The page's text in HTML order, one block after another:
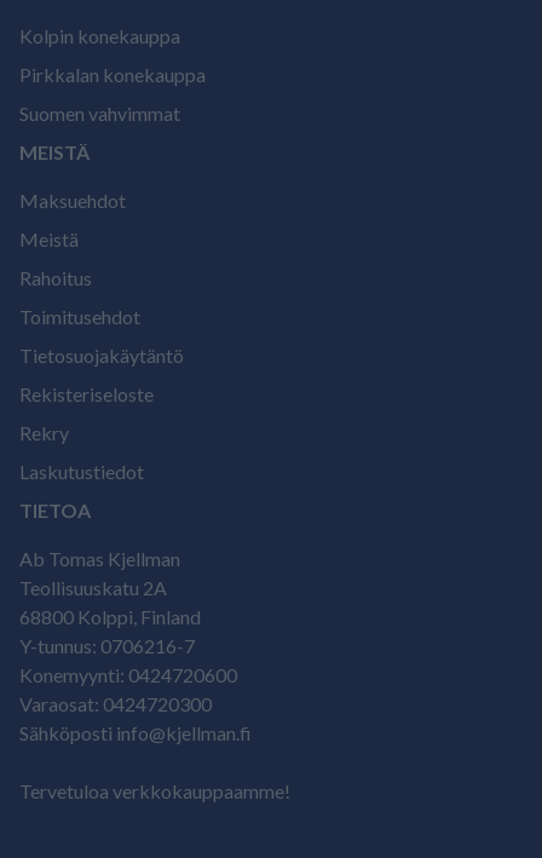
Kolpin konekauppa
Pirkkalan konekauppa
Suomen vahvimmat
MEISTÄ
Maksuehdot
Meistä
Rahoitus
Toimitusehdot
Tietosuojakäytäntö
Rekisteriseloste
Rekry
Laskutustiedot
TIETOA
Ab Tomas Kjellman
Teollisuuskatu 2A
68800 Kolppi, Finland
Y-tunnus: 0706216-7
Konemyynti: 0424720600
Varaosat: 0424720300
Sähköposti info@kjellman.fi
Tervetuloa verkkokauppaamme!